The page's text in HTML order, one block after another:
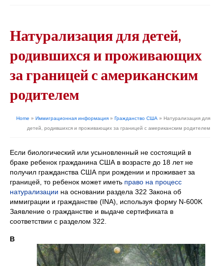
Натурализация для детей,
родившихся и проживающих
за границей с американским
родителем
Home » Иммиграционная информация » Гражданство США » Натурализация для
детей, родившихся и проживающих за границей с американским родителем
Если биологический или усыновленный не состоящий в
браке ребенок гражданина США в возрасте до 18 лет не
получил гражданства США при рождении и проживает за
границей, то ребенок может иметь право на процесс
натурализации на основании раздела 322 Закона об
иммиграции и гражданстве (INA), используя форму N-600K
Заявление о гражданстве и выдаче сертификата в
соответствии с разделом 322.
В